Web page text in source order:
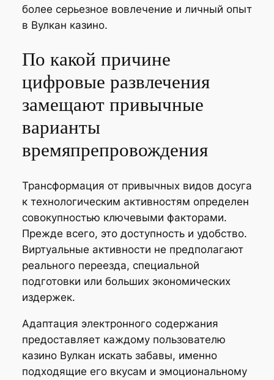
более серьезное вовлечение и личный опыт
в Вулкан казино.
По какой причине
цифровые развлечения
замещают привычные
варианты
времяпрепровождения
Трансформация от привычных видов досуга
к технологическим активностям определен
совокупностью ключевыми факторами.
Прежде всего, это доступность и удобство.
Виртуальные активности не предполагают
реального переезда, специальной
подготовки или больших экономических
издержек.
Адаптация электронного содержания
предоставляет каждому пользователю
казино Вулкан искать забавы, именно
подходящие его вкусам и эмоциональному